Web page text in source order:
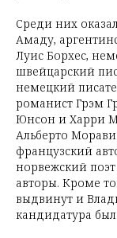
Среди них
Амаду,
Луис Борхес,
швейцарский
немецкий
романист Грэм
Юнсон и Харри
Альберто
французский
норвежский
авторы. Кроме
выдвинут и
кандидатура